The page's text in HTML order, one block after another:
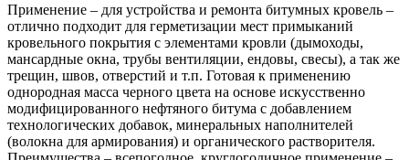
Применение – для устройства и ремонта битумных кровель –
отлично подходит для герметизации мест примыканий
кровельного покрытия с элементами кровли (дымоходы,
мансардные окна, трубы вентиляции, ендовы, свесы), а так же
трещин, швов, отверстий и т.п. Готовая к применению
однородная масса черного цвета на основе искусственно
модифицированного нефтяного битума с добавлением
технологических добавок, минеральных наполнителей
(волокна для армирования) и органического растворителя.